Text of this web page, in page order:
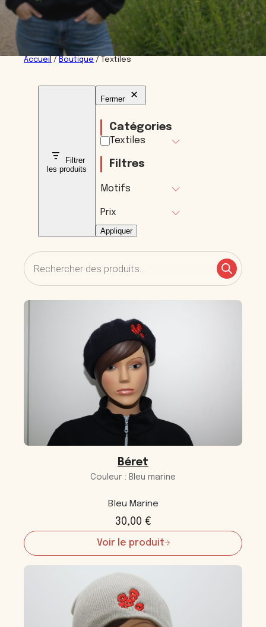
Accueil / Boutique / Textiles
Filtrer
les produits
Fermer
Catégories
Catégorie
Textiles
Filtres
Motifs
Prix
Appliquer
Recherche
de
Béret
Couleur : Bleu marine
Bleu Marine
30,00 €
Voir le produit
:
Béret